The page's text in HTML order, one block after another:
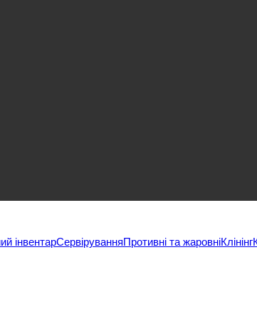
інвентарСервіруванняПротивні та жаровніКлінінг